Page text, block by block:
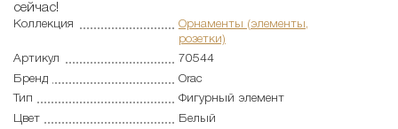
сейчас!
Коллекция
Орнаменты (элементы,
розетки)
Артикул
70544
Бренд
Orac
Тип
Фигурный элемент
Цвет
Белый